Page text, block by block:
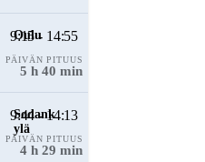
9:15 - 14:55
PÄIVÄN PITUUS
5 h 40 min
9:44 - 14:13
PÄIVÄN PITUUS
4 h 29 min